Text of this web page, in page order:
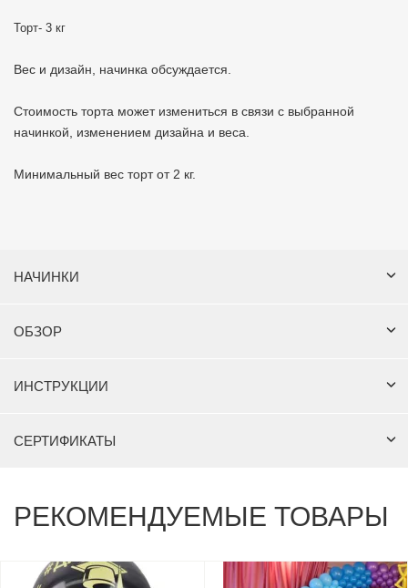
Торт- 3 кг
Вес и дизайн, начинка обсуждается.
Стоимость торта может измениться в связи с выбранной
начинкой, изменением дизайна и веса.
Минимальный вес торт от 2 кг.
НАЧИНКИ
ОБЗОР
ИНСТРУКЦИИ
СЕРТИФИКАТЫ
РЕКОМЕНДУЕМЫЕ ТОВАРЫ